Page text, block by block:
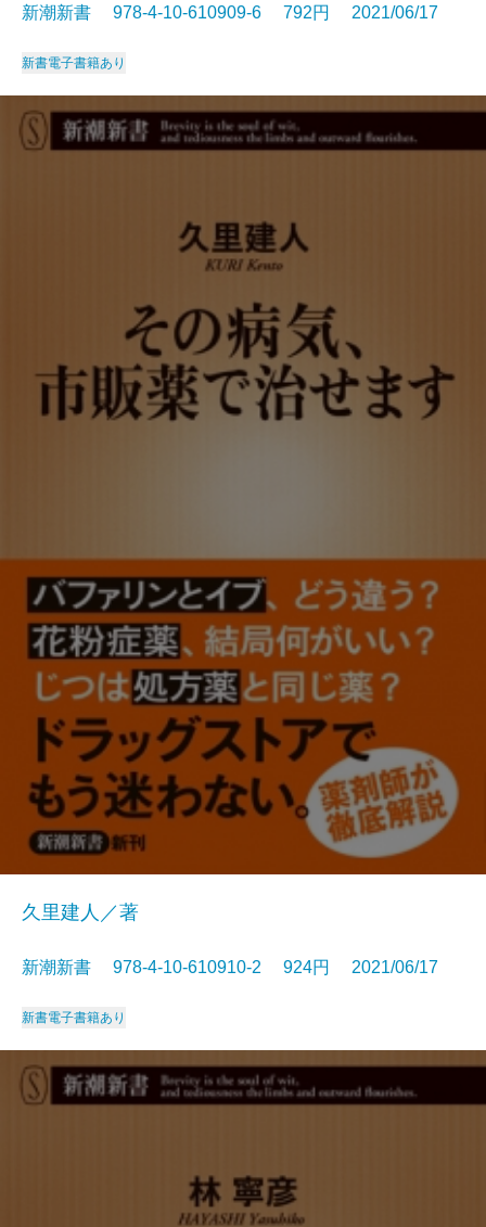
新潮新書 978-4-10-610909-6 792円 2021/06/17
新書電子書籍あり
久里建人／著
新潮新書 978-4-10-610910-2 924円 2021/06/17
新書電子書籍あり